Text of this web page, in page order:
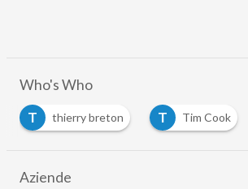
Who's Who
T
thierry breton T Tim Cook
Aziende